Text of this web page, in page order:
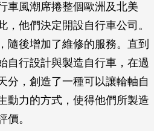
車風潮席捲整個歐洲及北美
，他們決定開設自行車公司。
隨後增加了維修的服務。直到
自行設計與製造自行車，在過
分，創造了一種可以讓輪軸自
動力的方式，使得他們所製造
價。